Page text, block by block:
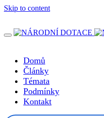
Skip to content
Domů
Články
Témata
Podmínky
Kontakt